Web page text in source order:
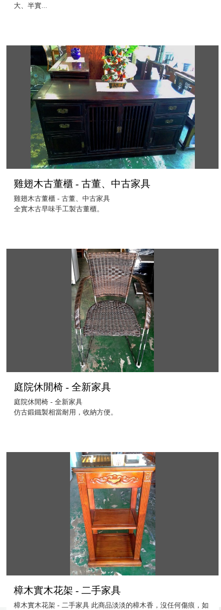
大、半實...
雞翅木古董櫃 - 古董、中古家具
雞翅木古董櫃 - 古董、中古家具
全實木古早味手工製古董櫃。
庭院休閒椅 - 全新家具
庭院休閒椅 - 全新家具
仿古鍛鐵製相當耐用，收納方便。
樟木實木花架 - 二手家具
樟木實木花架 - 二手家具 此商品淡淡的樟木香，沒任何傷痕，如